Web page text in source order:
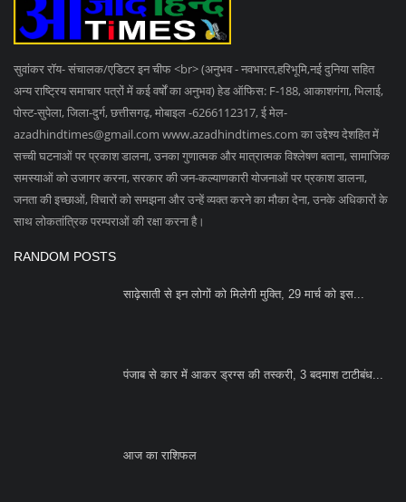
सुवांकर रॉय- संचालक/एडिटर इन चीफ <br> (अनुभव - नवभारत,हरिभूमि,नई दुनिया सहित
अन्य राष्ट्रिय समाचार पत्रों में कई वर्षों का अनुभव) हेड ऑफिस: F-188, आकाशगंगा, भिलाई,
पोस्ट-सुपेला, जिला-दुर्ग, छत्तीसगढ़, मोबाइल -6266112317, ई मेल-
azadhindtimes@gmail.com www.azadhindtimes.com का उद्देश्य देशहित में
सच्ची घटनाओं पर प्रकाश डालना, उनका गुणात्मक और मात्रात्मक विश्लेषण बताना, सामाजिक
समस्याओं को उजागर करना, सरकार की जन-कल्याणकारी योजनाओं पर प्रकाश डालना,
जनता की इच्छाओं, विचारों को समझना और उन्हें व्यक्त करने का मौका देना, उनके अधिकारों के
साथ लोकतांत्रिक परम्पराओं की रक्षा करना है।
RANDOM POSTS
साढ़ेसाती से इन लोगों को मिलेगी मुक्ति, 29 मार्च को इस...
पंजाब से कार में आकर ड्रग्स की तस्करी, 3 बदमाश टाटीबंध...
आज का राशिफल